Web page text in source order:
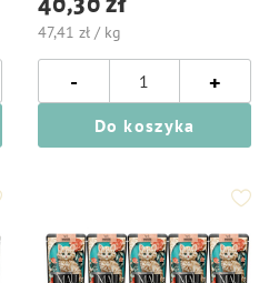
47,41 zł / kg
- +
Do koszyka